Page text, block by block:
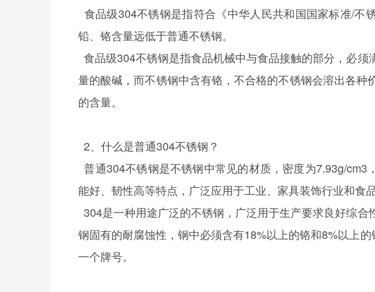
食品级304不锈钢是指符合《中华人民共和国国家标准/不
铅、铬含量远低于普通不锈钢。
食品级304不锈钢是指食品机械中与食品接触的部分，必
量的酸碱，而不锈钢中含有铬，不合格的不锈钢会溶出各
的含量。
2、什么是普通304不锈钢？
普通304不锈钢是不锈钢中常见的材质，密度为7.93g/
能好、韧性高等特点，广泛应用于工业、家具装饰行业和食品
304是一种用途广泛的不锈钢，广泛用于生产要求良好综
钢固有的耐腐蚀性，钢中必须含有18%以上的铬和8%以上
一个牌号。